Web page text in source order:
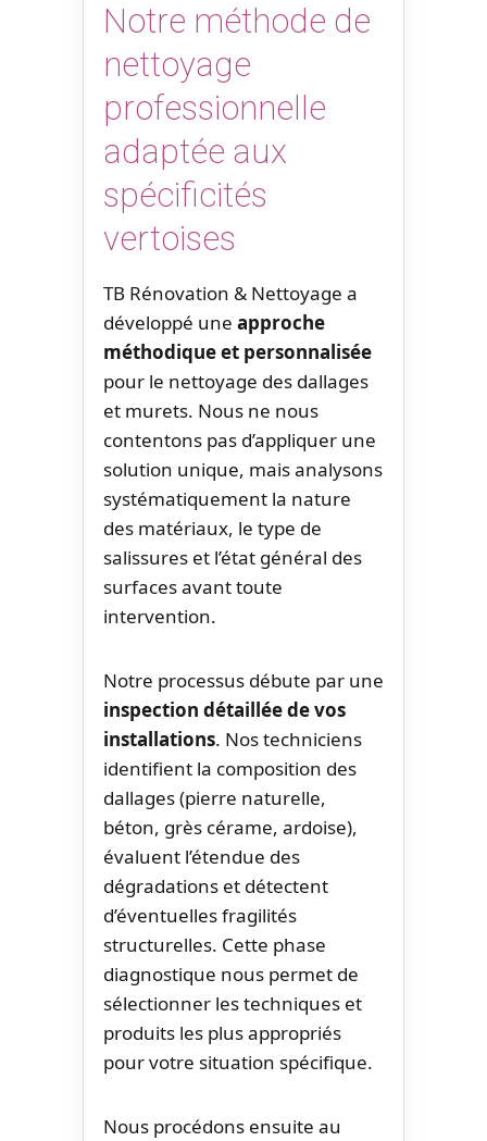
Notre méthode de
nettoyage
professionnelle
adaptée aux
spécificités
vertoises
TB Rénovation & Nettoyage a
développé une approche
méthodique et personnalisée
pour le nettoyage des dallages
et murets. Nous ne nous
contentons pas d’appliquer une
solution unique, mais analysons
systématiquement la nature
des matériaux, le type de
salissures et l’état général des
surfaces avant toute
intervention.
Notre processus débute par une
inspection détaillée de vos
installations. Nos techniciens
identifient la composition des
dallages (pierre naturelle,
béton, grès cérame, ardoise),
évaluent l’étendue des
dégradations et détectent
d’éventuelles fragilités
structurelles. Cette phase
diagnostique nous permet de
sélectionner les techniques et
produits les plus appropriés
pour votre situation spécifique.
Nous procédons ensuite au